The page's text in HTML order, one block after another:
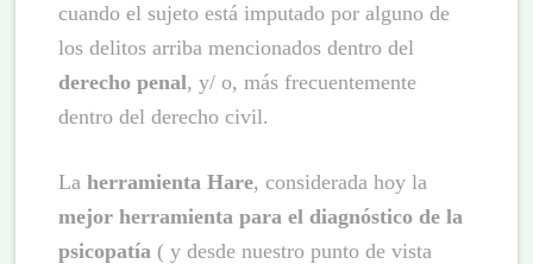
cuando el sujeto está imputado por alguno de
los delitos arriba mencionados dentro del
derecho penal, y/ o, más frecuentemente
dentro del derecho civil.
Laherramienta Hare, considerada hoy la
mejor herramienta para el diagnóstico de la
psicopatía ( y desde nuestro punto de vista